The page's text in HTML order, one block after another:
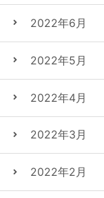
2022年6月
2022年5月
2022年4月
2022年3月
2022年2月